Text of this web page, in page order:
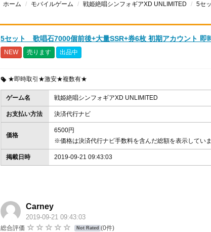
ホーム モバイルゲーム 戦姫絶唱シンフォギアXD UNLIMITED 5セ
5セット 歌唱石7000個前後+大量SSR+券6枚 初期アカウント 即
NEW 売ります 出品中
★即時取引★激安★複数有★
ゲーム名 戦姫絶唱シンフォギアXD UNLIMITED
お支払い方法 決済代行ナビ
価格
6500円
※価格は決済代行ナビ手数料を含んだ総額を表示してい
掲載日時 2019-09-21 09:43:03
Carney
2019-09-21 09:43:03
総合評価 Not Rated (0件)